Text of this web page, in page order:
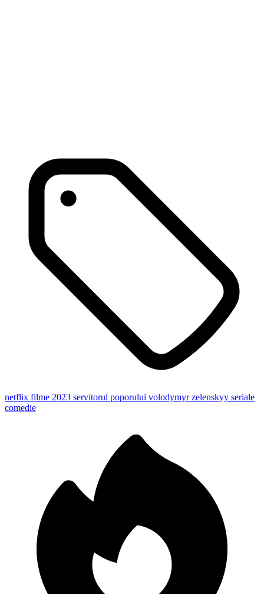
netflix filme 2023 servitorul poporului volodymyr zelenskyy seriale
comedie